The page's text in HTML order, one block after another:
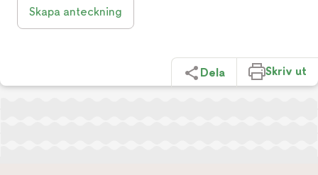
Skapa anteckning
Dela Skriv ut